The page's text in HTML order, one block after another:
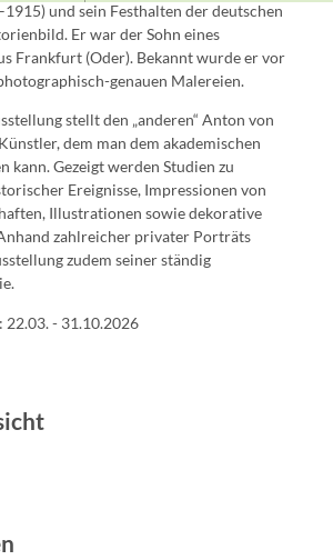
und sein Festhalten der deutschen
Er war der Sohn eines
Frankfurt (Oder). Bekannt wurde er vor
genauen Malereien.
stellt den „anderen“ Anton von
dem man dem akademischen
kann. Gezeigt werden Studien zu
Ereignisse, Impressionen von
Illustrationen sowie dekorative
zahlreicher privater Porträts
zudem seiner ständig
- 31.10.2026